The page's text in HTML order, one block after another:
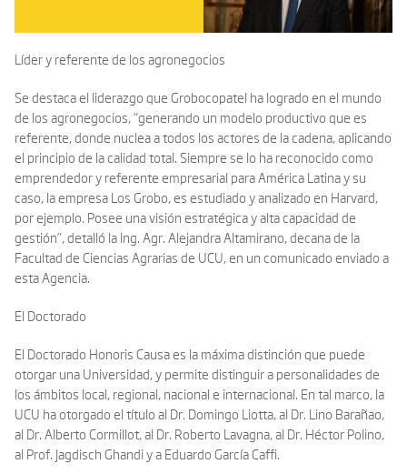
Líder y referente de los agronegocios
Se destaca el liderazgo que Grobocopatel ha logrado en el mundo
de los agronegocios, “generando un modelo productivo que es
referente, donde nuclea a todos los actores de la cadena, aplicando
el principio de la calidad total. Siempre se lo ha reconocido como
emprendedor y referente empresarial para América Latina y su
caso, la empresa Los Grobo, es estudiado y analizado en Harvard,
por ejemplo. Posee una visión estratégica y alta capacidad de
gestión”, detalló la Ing. Agr. Alejandra Altamirano, decana de la
Facultad de Ciencias Agrarias de UCU, en un comunicado enviado a
esta Agencia.
El Doctorado
El Doctorado Honoris Causa es la máxima distinción que puede
otorgar una Universidad, y permite distinguir a personalidades de
los ámbitos local, regional, nacional e internacional. En tal marco, la
UCU ha otorgado el título al Dr. Domingo Liotta, al Dr. Lino Barañao,
al Dr. Alberto Cormillot, al Dr. Roberto Lavagna, al Dr. Héctor Polino,
al Prof. Jagdisch Ghandi y a Eduardo García Caffi.